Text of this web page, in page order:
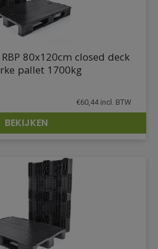
DETAILS
80x120cm closed deck
pallet 1700kg
€60,44 incl. BTW
BEKIJKEN